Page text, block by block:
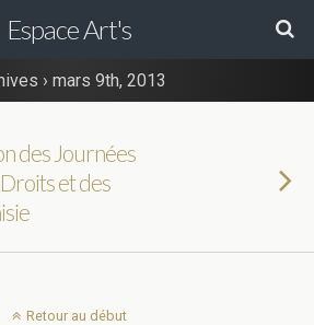
Espace Art's
› mars 9th, 2013
des Journées
et des
Retour au début